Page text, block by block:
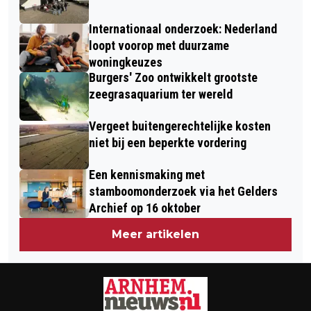
TECHNISCH BEROEP
Internationaal onderzoek: Nederland
loopt voorop met duurzame
woningkeuzes
Burgers' Zoo ontwikkelt grootste
zeegrasaquarium ter wereld
Vergeet buitengerechtelijke kosten
niet bij een beperkte vordering
Een kennismaking met
stamboomonderzoek via het Gelders
Archief op 16 oktober
Meer artikelen